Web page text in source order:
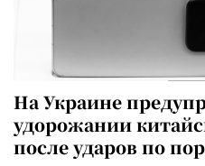
На Украине
удорожании
после ударов по